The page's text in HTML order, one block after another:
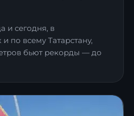
и сегодня, в
по всему Татарстану,
бьют рекорды — до